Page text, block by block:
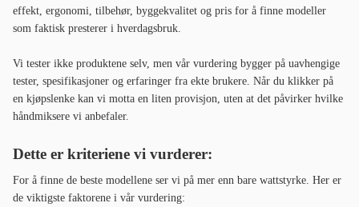
effekt, ergonomi, tilbehør, byggekvalitet og pris for å finne modeller
som faktisk presterer i hverdagsbruk.
Vi tester ikke produktene selv, men vår vurdering bygger på uavhengige
tester, spesifikasjoner og erfaringer fra ekte brukere. Når du klikker på
en kjøpslenke kan vi motta en liten provisjon, uten at det påvirker hvilke
håndmiksere vi anbefaler.
Dette er kriteriene vi vurderer:
For å finne de beste modellene ser vi på mer enn bare wattstyrke. Her er
de viktigste faktorene i vår vurdering: